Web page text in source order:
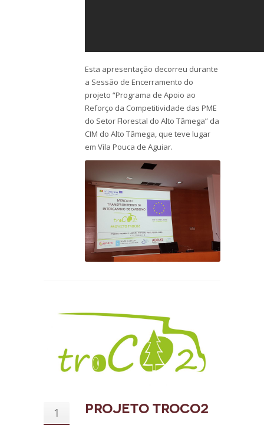
Esta apresentação decorreu durante
a Sessão de Encerramento do
projeto “Programa de Apoio ao
Reforço da Competitividade das PME
do Setor Florestal do Alto Tâmega” da
CIM do Alto Tâmega, que teve lugar
em Vila Pouca de Aguiar.
1 Projeto TROCO2